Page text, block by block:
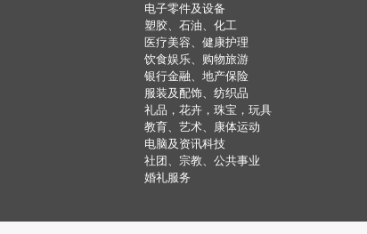
电子零件及设备
塑胶、石油、化工
医疗美容、健康护理
饮食娱乐、购物旅游
银行金融、地产保险
服装及配饰、纺织品
礼品，花卉，珠宝，玩具
教育、艺术、康体运动
电脑及资讯科技
社团、宗教、公共事业
婚礼服务